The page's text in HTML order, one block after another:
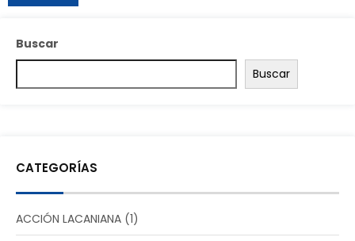
Buscar
Buscar
CATEGORÍAS
ACCIÓN LACANIANA (1)